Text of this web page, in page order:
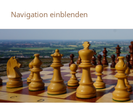
Navigation einblenden